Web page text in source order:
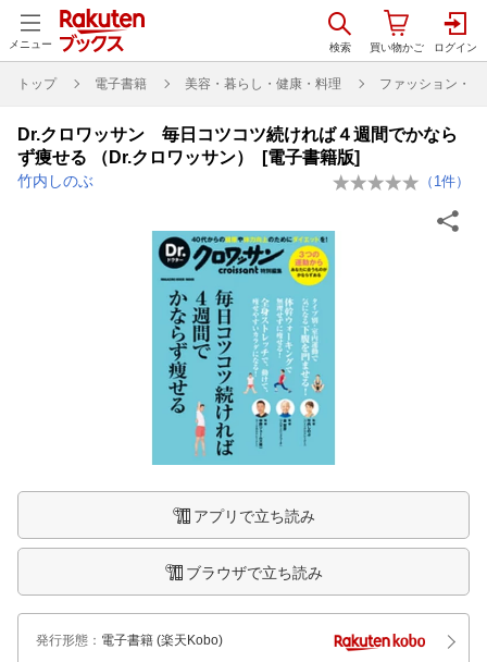
メニュー
トップ 電子書籍 美容・暮らし・健康・料理 ファッション・美
Dr.クロワッサン 毎日コツコツ続ければ４週間でかなら
ず痩せる （Dr.クロワッサン） [電子書籍版]
竹内しのぶ （ 1件）
アプリで立ち読み
ブラウザで立ち読み
発行形態 ： 電子書籍 (楽天Kobo)